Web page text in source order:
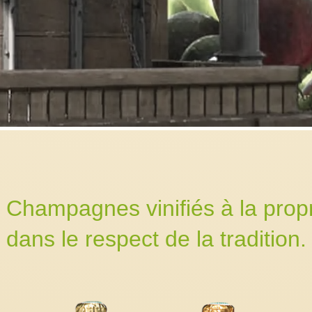
Champagnes vinifiés à la
dans le respect de la tradition.